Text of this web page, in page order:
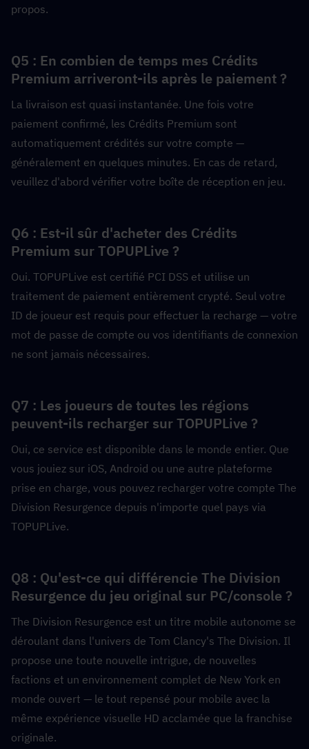
propos.
Q5 : En combien de temps mes Crédits
Premium arriveront-ils après le paiement ?
La livraison est quasi instantanée. Une fois votre
paiement confirmé, les Crédits Premium sont
automatiquement crédités sur votre compte —
généralement en quelques minutes. En cas de retard,
veuillez d'abord vérifier votre boîte de réception en jeu.
Q6 : Est-il sûr d'acheter des Crédits
Premium sur TOPUPLive ?
Oui. TOPUPLive est certifié PCI DSS et utilise un
traitement de paiement entièrement crypté. Seul votre
ID de joueur est requis pour effectuer la recharge — votre
mot de passe de compte ou vos identifiants de connexion
ne sont jamais nécessaires.
Q7 : Les joueurs de toutes les régions
peuvent-ils recharger sur TOPUPLive ?
Oui, ce service est disponible dans le monde entier. Que
vous jouiez sur iOS, Android ou une autre plateforme
prise en charge, vous pouvez recharger votre compte The
Division Resurgence depuis n'importe quel pays via
TOPUPLive.
Q8 : Qu'est-ce qui différencie The Division
The Division Resurgence est un titre mobile autonome se
déroulant dans l'univers de Tom Clancy's The Division. Il
propose une toute nouvelle intrigue, de nouvelles
factions et un environnement complet de New York en
monde ouvert — le tout repensé pour mobile avec la
même expérience visuelle HD acclamée que la franchise
originale.